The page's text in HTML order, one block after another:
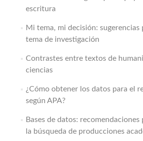
escritura
Mi tema, mi decisión: sugerencias
tema de investigación
Contrastes entre textos de
ciencias
¿Cómo obtener los datos para el
según APA?
Bases de datos: recomendaciones
la búsqueda de producciones